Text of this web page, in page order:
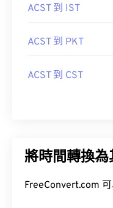
ACST 到 IST
ACST 到 PKT
ACST 到 CST
將時間轉換
FreeConvert.com